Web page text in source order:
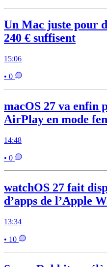
Un Mac juste pour
240 € suffisent
15:06
• 0
macOS 27 va enfin
AirPlay en mode
14:48
• 0
watchOS 27 fait
d’apps de l’Apple
13:34
• 10